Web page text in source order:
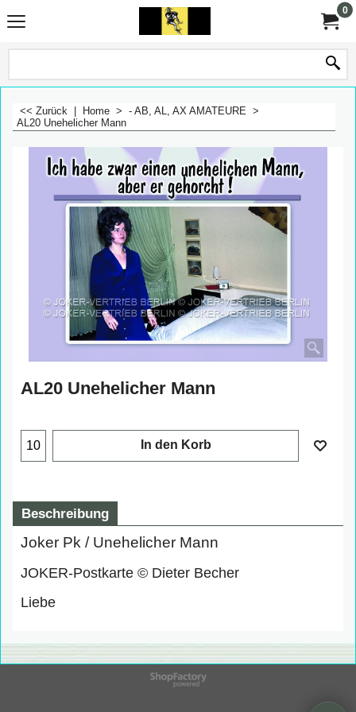
0
<< Zurück Home > - AB, AL, AX AMATEURE >
AL20 Unehelicher Mann
AL20 Unehelicher Mann
In den Korb
Beschreibung
Joker Pk / Unehelicher Mann
JOKER-Postkarte © Dieter Becher
Liebe
WebShop erstellt mit
ShopFactory Shop